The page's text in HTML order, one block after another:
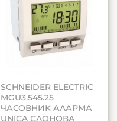
SCHNEIDER ELECTRIC
MGU3.545.25
ЧАСОВНИК АЛАРМА